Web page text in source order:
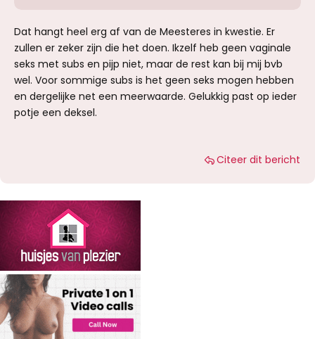
Dat hangt heel erg af van de Meesteres in kwestie. Er
zullen er zeker zijn die het doen. Ikzelf heb geen vaginale
seks met subs en pijp niet, maar de rest kan bij mij bvb
wel. Voor sommige subs is het geen seks mogen hebben
en dergelijke net een meerwaarde. Gelukkig past op ieder
potje een deksel.
Citeer dit bericht